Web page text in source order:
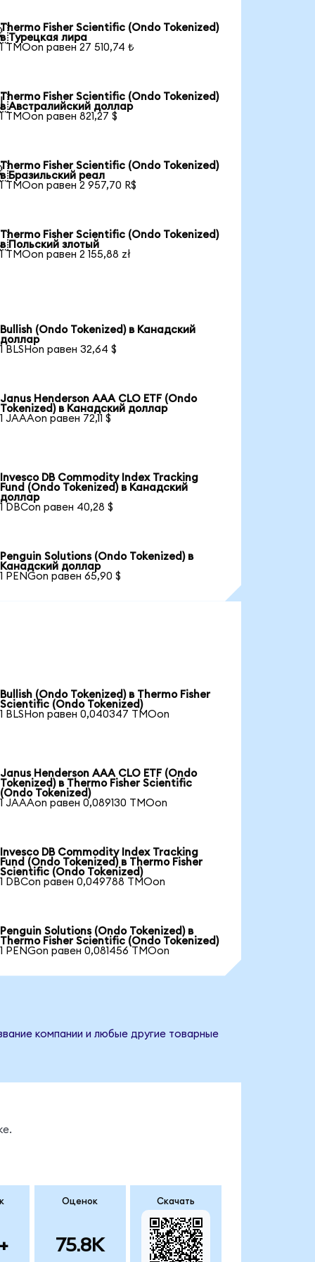
Thermo Fisher Scientific (Ondo Tokenized)
в Турецкая лира
1 TMOon равен 27 510,74 ₺
Thermo Fisher Scientific (Ondo Tokenized)
в Австралийский доллар
1 TMOon равен 821,27 $
Thermo Fisher Scientific (Ondo Tokenized)
в Бразильский реал
1 TMOon равен 2 957,70 R$
Thermo Fisher Scientific (Ondo Tokenized)
в Польский злотый
1 TMOon равен 2 155,88 zł
Bullish (Ondo Tokenized) в Канадский
доллар
1 BLSHon равен 32,64 $
Janus Henderson AAA CLO ETF (Ondo
Tokenized) в Канадский доллар
1 JAAAon равен 72,11 $
Invesco DB Commodity Index Tracking
Fund (Ondo Tokenized) в Канадский
доллар
1 DBCon равен 40,28 $
Penguin Solutions (Ondo Tokenized) в
Канадский доллар
1 PENGon равен 65,90 $
Bullish (Ondo Tokenized) в Thermo Fisher
Scientific (Ondo Tokenized)
1 BLSHon равен 0,040347 TMOon
Janus Henderson AAA CLO ETF (Ondo
Tokenized) в Thermo Fisher Scientific
(Ondo Tokenized)
1 JAAAon равен 0,089130 TMOon
Invesco DB Commodity Index Tracking
Fund (Ondo Tokenized) в Thermo Fisher
Scientific (Ondo Tokenized)
1 DBCon равен 0,049788 TMOon
Penguin Solutions (Ondo Tokenized) в
Thermo Fisher Scientific (Ondo Tokenized)
1 PENGon равен 0,081456 TMOon
компании и любые другие товарные
Оценок
75.8K
Скачать